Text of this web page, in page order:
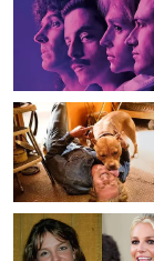
Đào
tạo
Sách
tài
chính